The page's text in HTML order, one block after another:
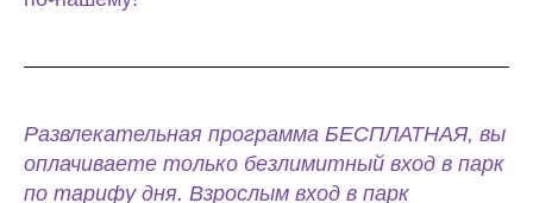
Развлекательная программа БЕСПЛАТНАЯ, вы
оплачиваете только безлимитный вход в парк
по тарифу дня. Взрослым вход в парк